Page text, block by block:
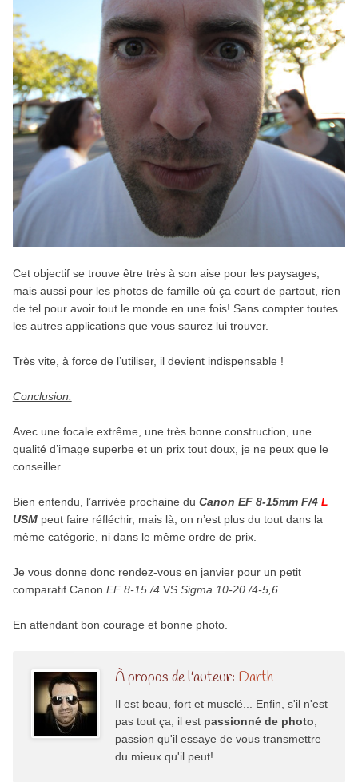
Cet objectif se trouve être très à son aise pour les paysages,
mais aussi pour les photos de famille où ça court de partout, rien
de tel pour avoir tout le monde en une fois! Sans compter toutes
les autres applications que vous saurez lui trouver.
Très vite, à force de l’utiliser, il devient indispensable !
Conclusion:
Avec une focale extrême, une très bonne construction, une
qualité d’image superbe et un prix tout doux, je ne peux que le
conseiller.
Bien entendu, l’arrivée prochaine du Canon EF 8-15mm F/4 L
USMpeut faire réfléchir, mais là, on n’est plus du tout dans la
même catégorie, ni dans le même ordre de prix.
Je vous donne donc rendez-vous en janvier pour un petit
comparatif Canon EF 8-15 /4VS Sigma 10-20 /4-5,6.
En attendant bon courage et bonne photo.
À propos de l'auteur: Darth
Il est beau, fort et musclé... Enfin, s'il n'est
pas tout ça, il est passionné de photo,
passion qu'il essaye de vous transmettre
du mieux qu'il peut!